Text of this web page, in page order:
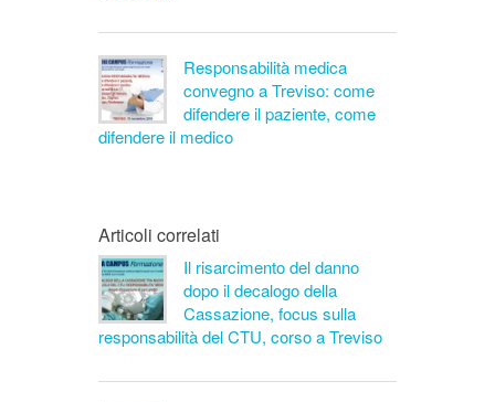
Responsabilità medica
convegno a Treviso: come
difendere il paziente, come
difendere il medico
Articoli correlati
Il risarcimento del danno
dopo il decalogo della
Cassazione, focus sulla
responsabilità del CTU, corso a Treviso